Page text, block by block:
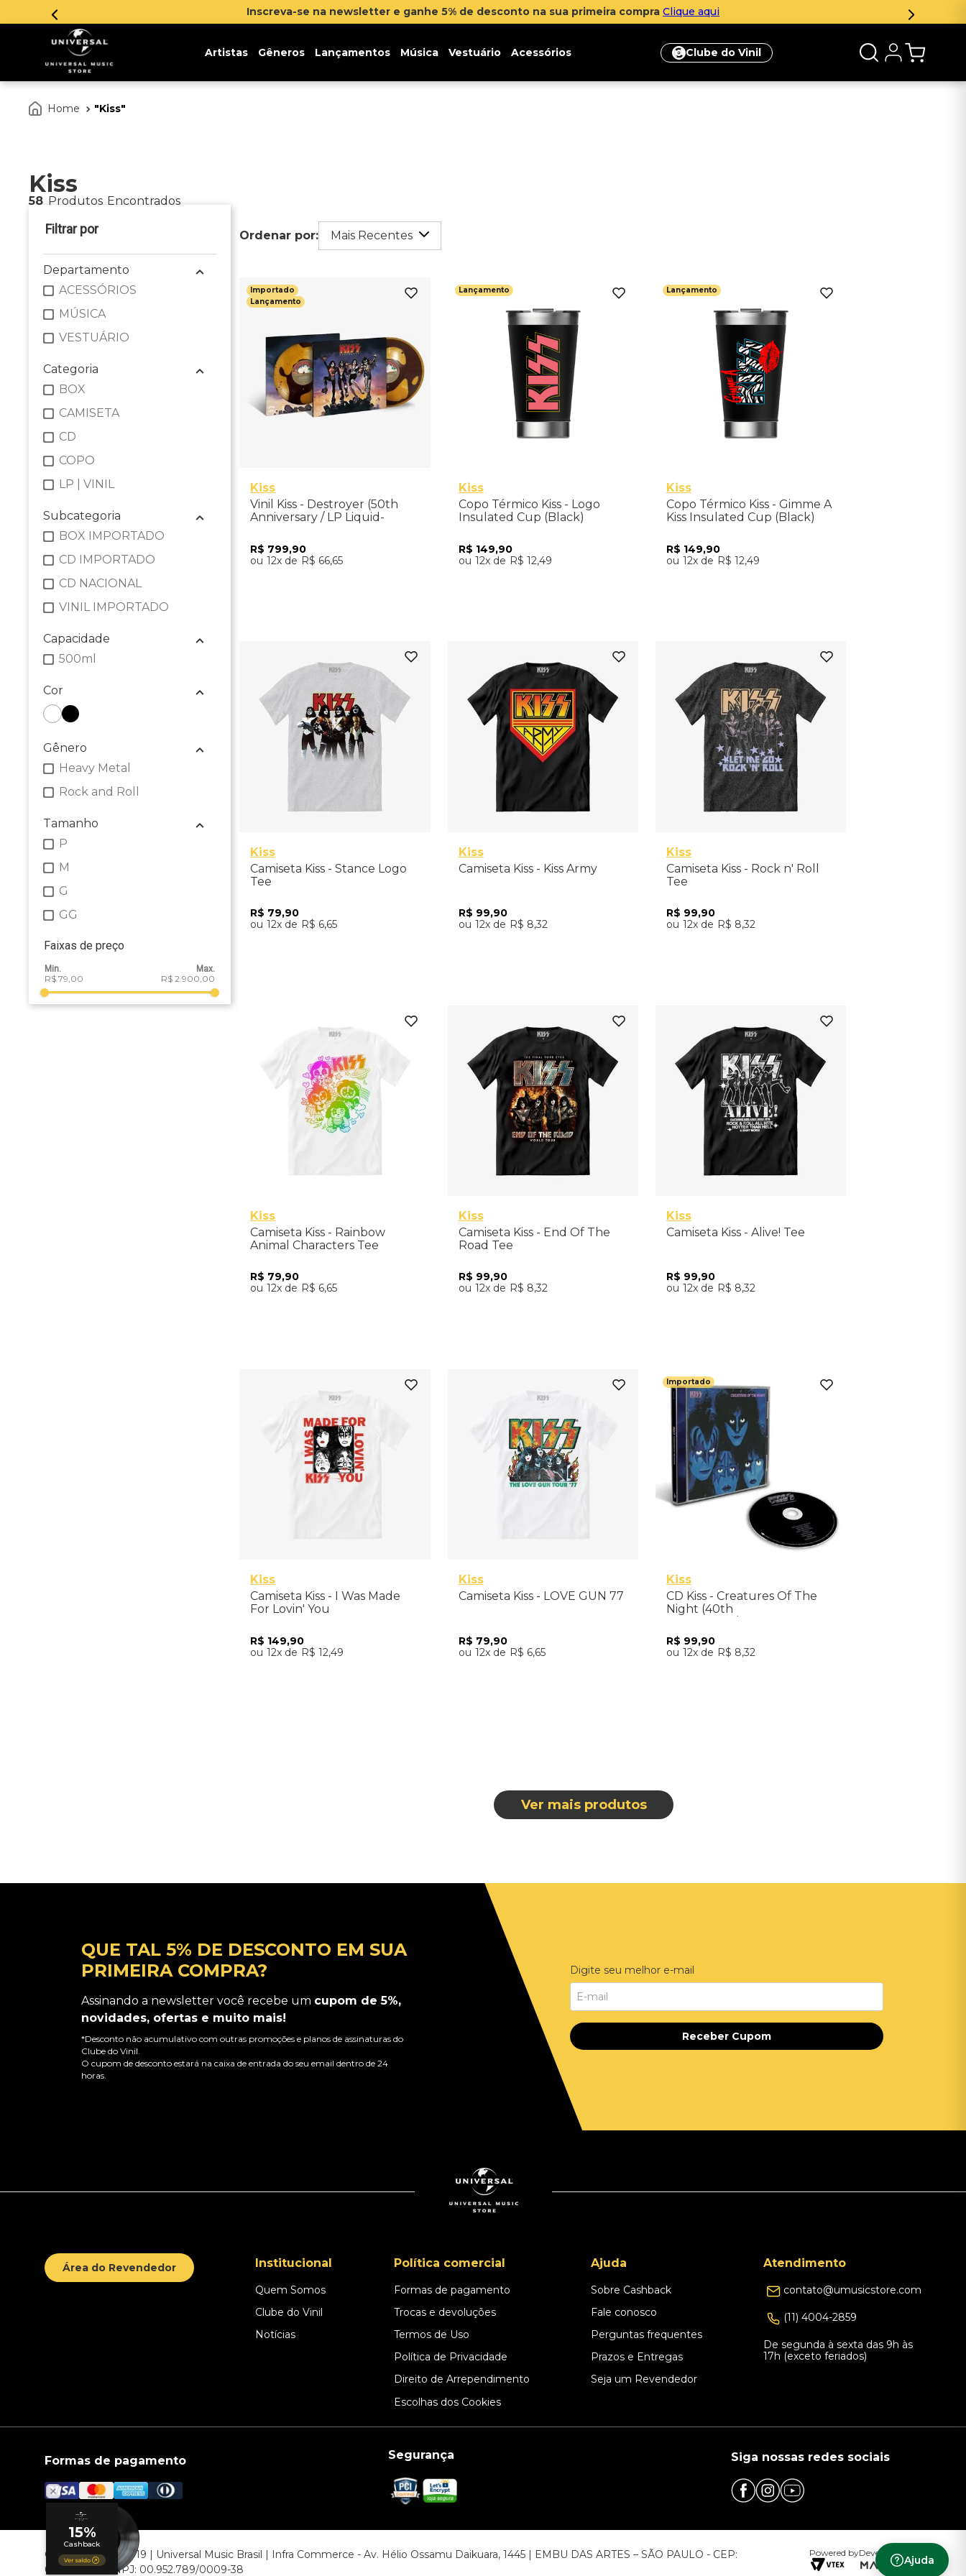
Inscreva-se na newsletter e ganhe 5% de desconto na sua primeira compra Clique aqui
Artistas Gêneros Lançamentos Música Vestuário Acessórios Clube do Vinil
Ajuda
Kiss
Kiss
58 Produtos
Departamento
ACESSÓRIOS
MÚSICA
VESTUÁRIO
Categoria
BOX
CAMISETA
CD
COPO
LP | VINIL
Subcategoria
BOX IMPORTADO
CD IMPORTADO
CD NACIONAL
VINIL IMPORTADO
Capacidade
500ml
Cor
Gênero
Heavy Metal
Rock and Roll
Tamanho
P
M
G
GG
Faixas de preço
R$ 79,00 R$ 2.900,00
Mais Recentes
Importado
Lançamento
Kiss
Vinil Kiss - Destroyer (50th
Anniversary / LP Liquid-
R$ 799,90
12
R$ 66,65
Lançamento
500ml
Kiss
Copo Térmico Kiss - Logo
Insulated Cup (Black)
R$ 149,90
12
R$ 12,49
Lançamento
500ml
Kiss
Copo Térmico Kiss - Gimme A
Kiss Insulated Cup (Black)
R$ 149,90
12
R$ 12,49
Kiss
Camiseta Kiss - Stance Logo
Tee
R$ 79,90
12
R$ 6,65
P
Kiss
Camiseta Kiss - Kiss Army
R$ 99,90
12
R$ 8,32
M GG
Kiss
Camiseta Kiss - Rock n' Roll
Tee
R$ 99,90
12
R$ 8,32
Kiss
Camiseta Kiss - Rainbow
Animal Characters Tee
R$ 79,90
12
R$ 6,65
P
Kiss
Camiseta Kiss - End Of The
Road Tee
R$ 99,90
12
R$ 8,32
P
Kiss
Camiseta Kiss - Alive! Tee
R$ 99,90
12
R$ 8,32
Kiss
Camiseta Kiss - I Was Made
For Lovin' You
R$ 149,90
12
R$ 12,49
Kiss
Camiseta Kiss - LOVE GUN 77
R$ 79,90
12
R$ 6,65
Importado
Kiss
CD Kiss - Creatures Of The
Night (40th
Remastered) - Importado
R$ 99,90
12
R$ 8,32
QUE TAL 5% DE DESCONTO EM SUA
PRIMEIRA COMPRA?
Assinando a newsletter você recebe um cupom de 5%,
novidades, ofertas e muito mais!
*Desconto não acumulativo com outras promoções e planos de assinaturas do
Clube do Vinil.
O cupom de desconto estará na caixa de entrada do seu email dentro de 24
horas.
Digite seu melhor e-mail
Receber Cupom
Área do Revendedor Institucional
Quem Somos
Clube do Vinil
Notícias
Política comercial
Formas de pagamento
Trocas e devoluções
Termos de Uso
Política de Privacidade
Direito de Arrependimento
Escolhas dos Cookies
Ajuda
Sobre Cashback
Fale conosco
Perguntas frequentes
Prazos e Entregas
Seja um Revendedor
Atendimento
contato@umusicstore.com
(11) 4004-2859
De segunda à sexta das 9h às
17h (exceto feriados)
Formas de pagamento Segurança Siga nossas redes sociais
© COPYRIGHT 2019 | Universal Music Brasil | Infra Commerce - Av. Hélio Ossamu Daikuara, 1445 | EMBU DAS ARTES – SÃO PAULO - CEP:
06807-000 CNPJ: 00.952.789/0009-38
Powered byDeveloped by